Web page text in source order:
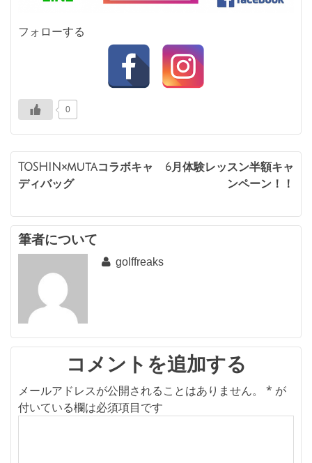
フォローする
0
投
稿
ナ
ビ
ー
シ
ョ
TOSHIN×mutaコラボキャ
ディバッグ
6月体験レッスン半額キャ
ンペーン！！
筆者について
golffreaks
コメントを追加する
メールアドレスが公開されることはありません。 * が
付いている欄は必須項目です